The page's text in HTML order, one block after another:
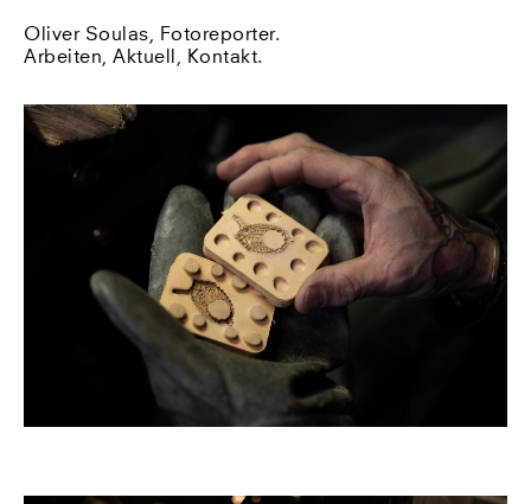
Oliver Soulas, Fotoreporter.
Arbeiten
Aktuell Kontakt.